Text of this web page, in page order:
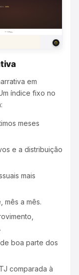
em
índice fixo no
meses
e a distribuição
mais
mês a mês.
boa parte dos
comparada à